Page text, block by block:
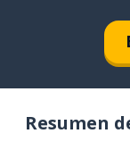
Resumen